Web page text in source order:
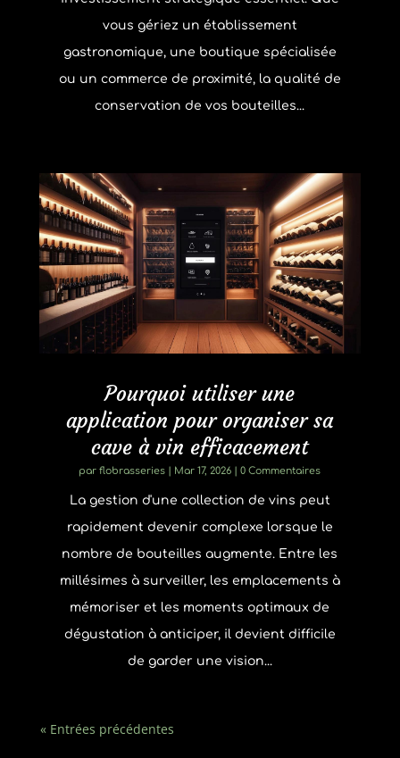
vous gériez un établissement
gastronomique, une boutique spécialisée
ou un commerce de proximité, la qualité de
conservation de vos bouteilles...
Pourquoi utiliser une
application pour organiser sa
cave à vin efficacement
parflobrasseries | Mar 17, 2026 | 0 Commentaires
La gestion d'une collection de vins peut
rapidement devenir complexe lorsque le
nombre de bouteilles augmente. Entre les
millésimes à surveiller, les emplacements à
mémoriser et les moments optimaux de
dégustation à anticiper, il devient difficile
de garder une vision...
« Entrées précédentes